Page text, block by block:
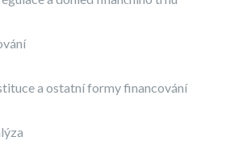
a ostatní formy financování